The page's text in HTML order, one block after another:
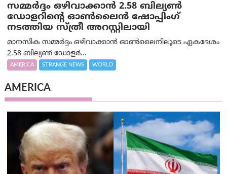
സമ്മര്‍ദ്ദം ഒഴിവാക്കാന്‍ 2.58 ബില്യൺ
ഡോളറിന്റെ ഓണ്‍ലൈന്‍ ഷോപ്പിംഗ്
നടത്തിയ സ്ത്രീ അറസ്റ്റിലായി
മാനസിക സമ്മര്‍ദ്ദം ഒഴിവാക്കാന്‍ ഓണ്‍ലൈനിലൂടെ ഏകദേശം
2.58 ബില്യൺ ഡോളർ...
AMERICA STRANGE NEWS WORLD
AMERICA